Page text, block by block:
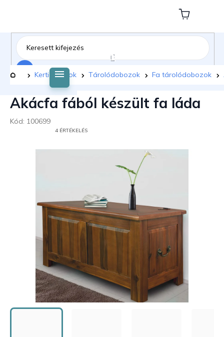
tartalomhoz
Kosár
Kezdőlap
Kerti bútorok Tárolódobozok Fa tárolódobozok
Akácfa fából készült fa láda
Kód: 100699
4 ÉRTÉKELÉS